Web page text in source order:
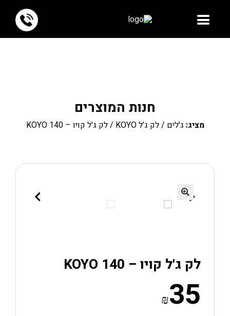
חנות המוצרים
מציג: ג'לים /לק ג’ל KOYO / לק ג'ל קויו – KOYO 140
לק ג'ל קויו – KOYO 140
₪35